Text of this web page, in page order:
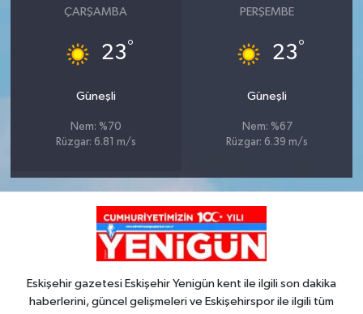
ÇARŞAMBA
23°
Güneşli
Nem: %70
Rüzgar: 6.81 m/s
PERŞEMBE
23°
Güneşli
Nem: %67
Rüzgar: 6.39 m/s
Eskişehir gazetesi Eskişehir Yenigün kent ile ilgili son dakika
haberlerini, güncel gelişmeleri ve Eskişehirspor ile ilgili tüm